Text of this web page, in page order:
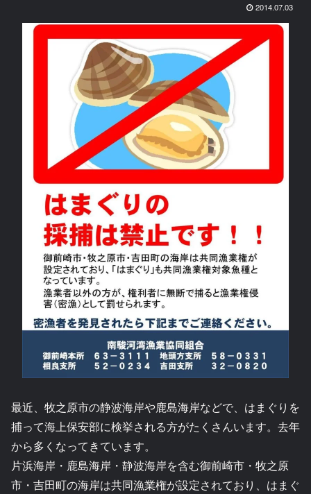
2014.07.03
最近、牧之原市の静波海岸や鹿島海岸などで、はまぐりを
捕って海上保安部に検挙される方がたくさんいます。去年
から多くなってきています。
片浜海岸・鹿島海岸・静波海岸を含む御前崎市・牧之原
市・吉田町の海岸は共同漁業権が設定されており、はまぐ